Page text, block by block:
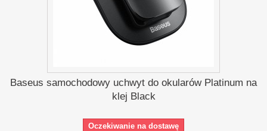
Baseus samochodowy uchwyt do okularów Platinum na
klej Black
Oczekiwanie na dostawę